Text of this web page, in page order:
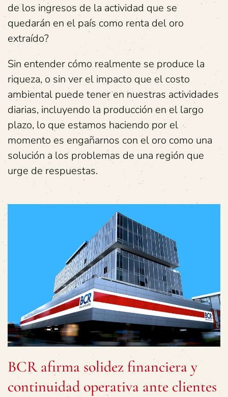
de los ingresos de la actividad que se
quedarán en el país como renta del oro
extraído?
Sin entender cómo realmente se produce la
riqueza, o sin ver el impacto que el costo
ambiental puede tener en nuestras actividades
diarias, incluyendo la producción en el largo
plazo, lo que estamos haciendo por el
momento es engañarnos con el oro como una
solución a los problemas de una región que
urge de respuestas.
BCR afirma solidez financiera y
continuidad operativa ante clientes